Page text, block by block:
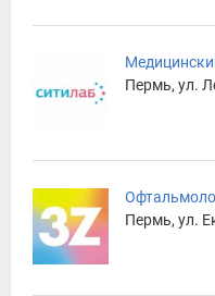
Пермь, ул.
Пермь, ул.